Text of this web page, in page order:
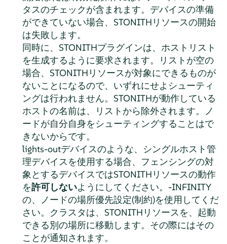
タスのチェックが含まれます。デバイスの準備
ができていない場合、STONITHリソースの開始
は失敗します。
同時に、STONITHプラグインは、ホストリスト
を生成するように要求されます。リストが空の
場合、STONITHリソースが対象にできるものが
ないことになるので、いずれにせよシューティ
ングは行われません。STONITHが動作している
ホストの名前は、リストから除外されます。ノ
ードが自分自身をシューティングすることはで
きないからです。
lights-outデバイスのような、シングルホスト管
理デバイスを使用する場合、フェンシングの対
象とするデバイスではSTONITHリソースの動作
を許可しないようにしてください。-INFINITY
の、ノードの場所優先設定(制約)を使用してくだ
さい。クラスタは、STONITHリソースを、起動
できる別の場所に移動します。その際にはその
ことが通知されます。